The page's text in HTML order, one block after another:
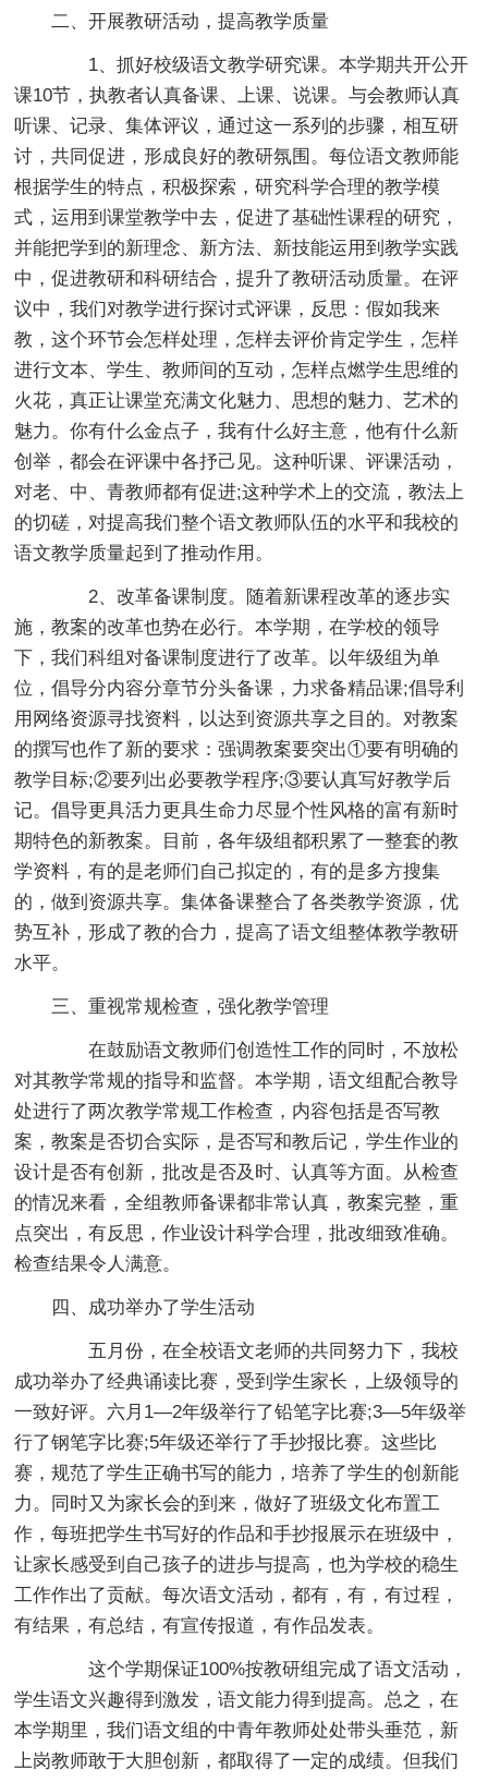
二、开展教研活动，提高教学质量
1、抓好校级语文教学研究课。本学期共开公开
课10节，执教者认真备课、上课、说课。与会教师认真
听课、记录、集体评议，通过这一系列的步骤，相互研
讨，共同促进，形成良好的教研氛围。每位语文教师能
根据学生的特点，积极探索，研究科学合理的教学模
式，运用到课堂教学中去，促进了基础性课程的研究，
并能把学到的新理念、新方法、新技能运用到教学实践
中，促进教研和科研结合，提升了教研活动质量。在评
议中，我们对教学进行探讨式评课，反思：假如我来
教，这个环节会怎样处理，怎样去评价肯定学生，怎样
进行文本、学生、教师间的互动，怎样点燃学生思维的
火花，真正让课堂充满文化魅力、思想的魅力、艺术的
魅力。你有什么金点子，我有什么好主意，他有什么新
创举，都会在评课中各抒己见。这种听课、评课活动，
对老、中、青教师都有促进;这种学术上的交流，教法上
的切磋，对提高我们整个语文教师队伍的水平和我校的
语文教学质量起到了推动作用。
2、改革备课制度。随着新课程改革的逐步实
施，教案的改革也势在必行。本学期，在学校的领导
下，我们科组对备课制度进行了改革。以年级组为单
位，倡导分内容分章节分头备课，力求备精品课;倡导利
用网络资源寻找资料，以达到资源共享之目的。对教案
的撰写也作了新的要求：强调教案要突出①要有明确的
教学目标;②要列出必要教学程序;③要认真写好教学后
记。倡导更具活力更具生命力尽显个性风格的富有新时
期特色的新教案。目前，各年级组都积累了一整套的教
学资料，有的是老师们自己拟定的，有的是多方搜集
的，做到资源共享。集体备课整合了各类教学资源，优
势互补，形成了教的合力，提高了语文组整体教学教研
水平。
三、重视常规检查，强化教学管理
在鼓励语文教师们创造性工作的同时，不放松
对其教学常规的指导和监督。本学期，语文组配合教导
处进行了两次教学常规工作检查，内容包括是否写教
案，教案是否切合实际，是否写和教后记，学生作业的
设计是否有创新，批改是否及时、认真等方面。从检查
的情况来看，全组教师备课都非常认真，教案完整，重
点突出，有反思，作业设计科学合理，批改细致准确。
检查结果令人满意。
四、成功举办了学生活动
五月份，在全校语文老师的共同努力下，我校
成功举办了经典诵读比赛，受到学生家长，上级领导的
一致好评。六月1—2年级举行了铅笔字比赛;3—5年级举
行了钢笔字比赛;5年级还举行了手抄报比赛。这些比
赛，规范了学生正确书写的能力，培养了学生的创新能
力。同时又为家长会的到来，做好了班级文化布置工
作，每班把学生书写好的作品和手抄报展示在班级中，
让家长感受到自己孩子的进步与提高，也为学校的稳生
工作作出了贡献。每次语文活动，都有，有，有过程，
有结果，有总结，有宣传报道，有作品发表。
这个学期保证100%按教研组完成了语文活动，
学生语文兴趣得到激发，语文能力得到提高。总之，在
本学期里，我们语文组的中青年教师处处带头垂范，新
上岗教师敢于大胆创新，都取得了一定的成绩。但我们